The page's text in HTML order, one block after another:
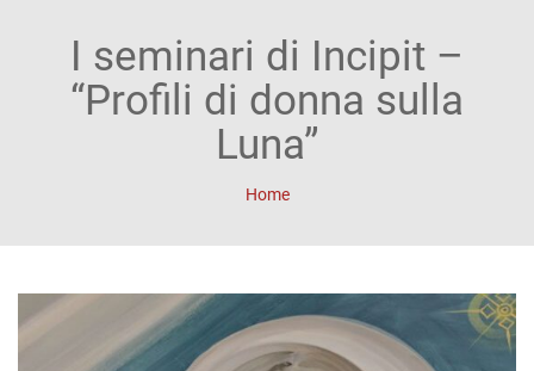
Scienze
I seminari di Incipit –
“Profili di donna sulla
Luna”
Home